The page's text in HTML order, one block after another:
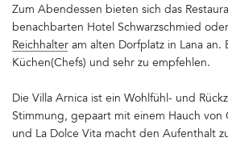
Zum Abendessen bieten sich das
benachbarten Hotel Schwarzschmied
Reichhalter am alten Dorfplatz in Lana an.
Küchen(Chefs) und sehr zu empfehlen.
Die Villa Arnica ist ein Wohlfühl- und
Stimmung, gepaart mit einem Hauch von
und La Dolce Vita macht den Aufenthalt